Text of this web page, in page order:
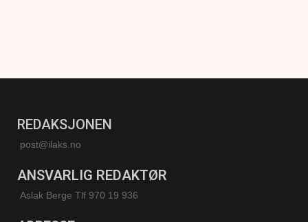
REDAKSJONEN
post@ilaks.no
ANSVARLIG REDAKTØR
Aslak Berge Tlf 970 19 936